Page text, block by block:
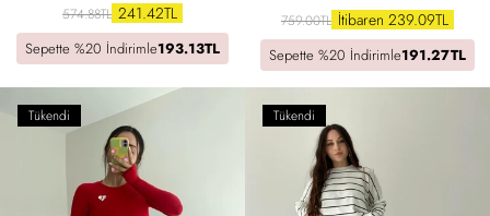
574.88TL 241.42TL
Sepette %20 İndirimle193.13TL
759.00TL İtibaren 239.09TL
Sepette %20 İndirimle191.27TL
Tükendi Tükendi